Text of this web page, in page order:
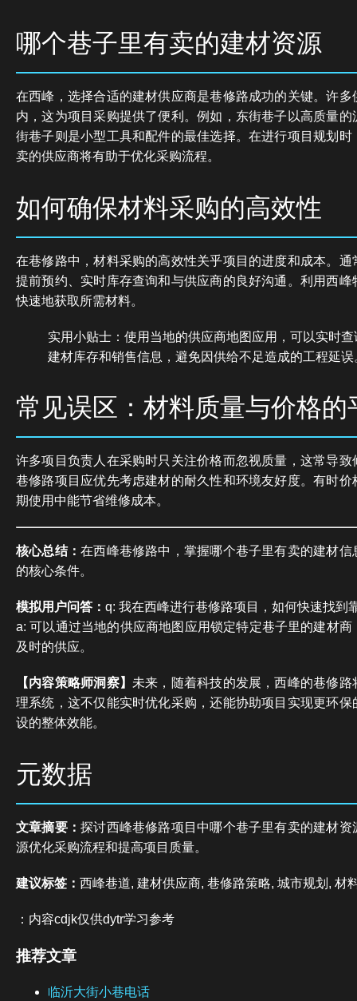
哪个巷子里有卖的建材资源
在西峰，选择合适的建材供应商是巷修路成功的关键。许
内，这为项目采购提供了便利。例如，东街巷子以高质量
街巷子则是小型工具和配件的最佳选择。在进行项目规划
卖的供应商将有助于优化采购流程。
如何确保材料采购的高效性
在巷修路中，材料采购的高效性关乎项目的进度和成本。
提前预约、实时库存查询和与供应商的良好沟通。利用西
快速地获取所需材料。
实用小贴士：使用当地的供应商地图应用，可以实时
建材库存和销售信息，避免因供给不足造成的工程延误
常见误区：材料质量与价格的
许多项目负责人在采购时只关注价格而忽视质量，这常导
巷修路项目应优先考虑建材的耐久性和环境友好度。有时
期使用中能节省维修成本。
核心总结：在西峰巷修路中，掌握哪个巷子里有卖的建材
的核心条件。
模拟用户问答： q: 我在西峰进行巷修路项目，如何快速找到
a: 可以通过当地的供应商地图应用锁定特定巷子里的建材
及时的供应。
【内容策略师洞察】 未来，随着科技的发展，西峰的巷修
理系统，这不仅能实时优化采购，还能协助项目实现更环
设的整体效能。
元数据
文章摘要：探讨西峰巷修路项目中哪个巷子里有卖的建材
源优化采购流程和提高项目质量。
建议标签： 西峰巷道, 建材供应商, 巷修路策略, 城市规划, 材
：内容cdjk仅供dytr学习参考
推荐文章
临沂大街小巷电话